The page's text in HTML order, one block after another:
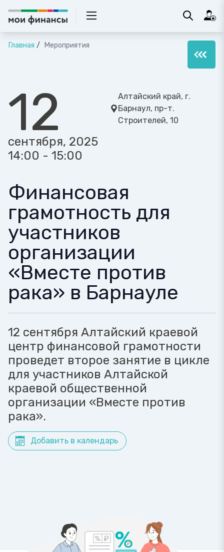
Главная Мероприятия
12
сентября, 2025
14:00 - 15:00
Алтайский край, г.
Барнаул, пр-т.
Строителей, 10
Финансовая
грамотность для
участников
организации
«Вместе против
рака» в Барнауле
12 сентября Алтайский краевой
центр финансовой грамотности
проведет второе занятие в цикле
для участников Алтайской
краевой общественной
организации «Вместе против
рака».
Добавить в календарь